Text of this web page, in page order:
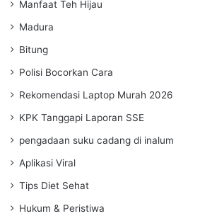
Manfaat Teh Hijau
Madura
Bitung
Polisi Bocorkan Cara
Rekomendasi Laptop Murah 2026
KPK Tanggapi Laporan SSE
pengadaan suku cadang di inalum
Aplikasi Viral
Tips Diet Sehat
Hukum & Peristiwa